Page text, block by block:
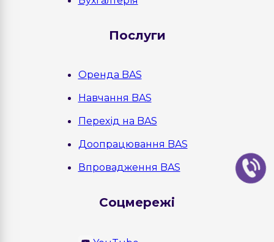
Послуги
Оренда BAS
Навчання BAS
Перехід на BAS
Доопрацювання BAS
Впровадження BAS
Соцмережі